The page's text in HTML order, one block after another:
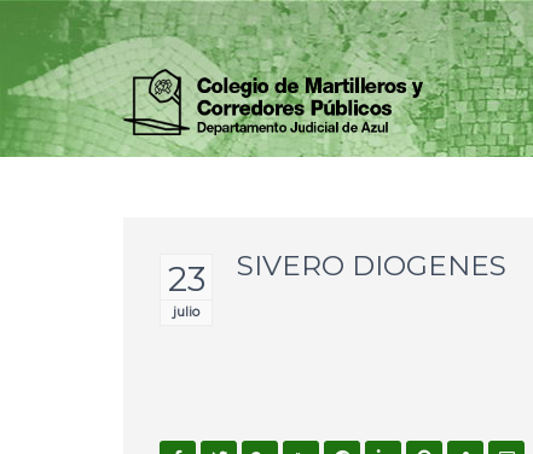
23
julio
SIVERO DIOGENES